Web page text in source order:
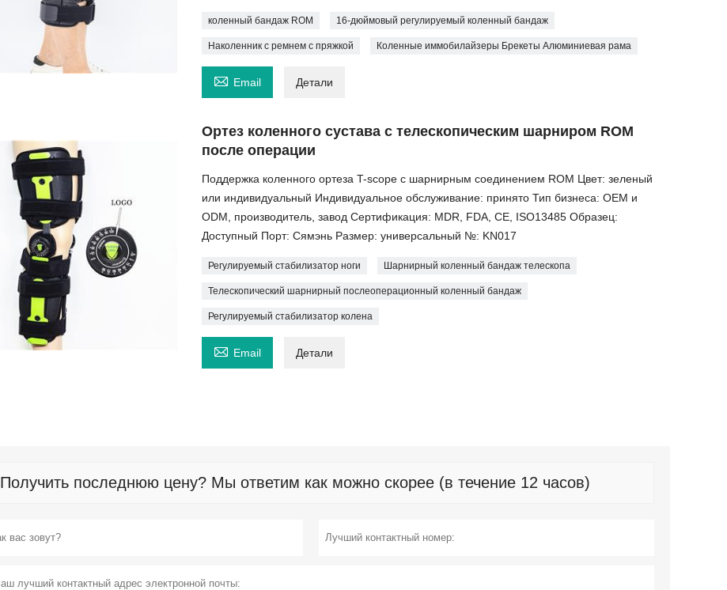
коленный бандаж ROM 16-дюймовый регулируемый коленный бандаж
Наколенник с ремнем с пряжкой Коленные иммобилайзеры Брекеты Алюминиевая рама
 Email Детали
Ортез коленного сустава с телескопическим шарниром ROM
после операции
Поддержка коленного ортеза T-scope с шарнирным соединением ROM Цвет: зеленый
или индивидуальный Индивидуальное обслуживание: принято Тип бизнеса: OEM и
ODM, производитель, завод Сертификация: MDR, FDA, CE, ISO13485 Образец:
Доступный Порт: Сямэнь Размер: универсальный №: KN017
Регулируемый стабилизатор ноги Шарнирный коленный бандаж телескопа
Телескопический шарнирный послеоперационный коленный бандаж
Регулируемый стабилизатор колена
 Email Детали
Получить последнюю цену? Мы ответим как можно скорее (в течение 12 часов)